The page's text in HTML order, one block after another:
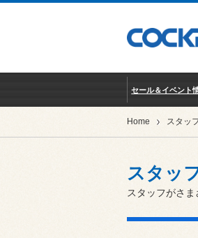
セール＆イベント
Home スタッ
スタッ
スタッフがさ